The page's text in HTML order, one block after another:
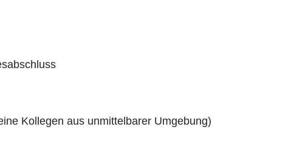
Kollegen aus unmittelbarer Umgebung)